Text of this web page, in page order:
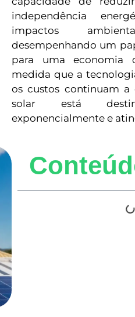
independência
impactos
desempenhando um
para uma economia
medida que a
os custos continuam
solar está
exponencialmente e